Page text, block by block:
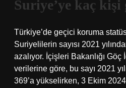
Suriye’ye kaç
Türkiye’de geçici koruma
Suriyelilerin sayısı 2021
azalıyor. İçişleri Bakanlığı
verilerine göre, bu sayı 2021
369’a yükselirken, 3 Ekim